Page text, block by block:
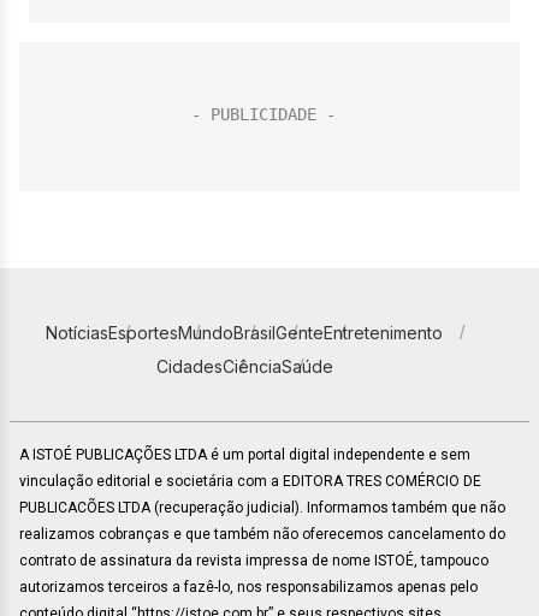
NotíciasEsportesMundoBrasilGenteEntretenimento
CidadesCiênciaSaúde
A ISTOÉ PUBLICAÇÕES LTDA é um portal digital independente e sem
vinculação editorial e societária com a EDITORA TRES COMÉRCIO DE
PUBLICACÕES LTDA (recuperação judicial). Informamos também que não
realizamos cobranças e que também não oferecemos cancelamento do
contrato de assinatura da revista impressa de nome ISTOÉ, tampouco
autorizamos terceiros a fazê-lo, nos responsabilizamos apenas pelo